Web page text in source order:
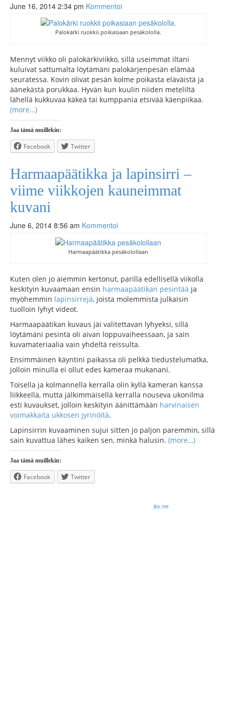
June 16, 2014 2:34 pm Kommentoi
Palokärki ruokkii poikasiaan pesäkololla.
Mennyt viikko oli palokärkiviikko, sillä useimmat iltani
kuluivat sattumalta löytämäni palokärjenpesän elämää
seuratessa. Kovin olivat pesän kolme poikasta eläväistä ja
äänekästä porukkaa. Hyvän kun kuulin niiden meteliltä
lähellä kukkuvaa käkeä tai kumppania etsivää käenpiikaa.
(more…)
Jaa tämä muillekin:
Facebook Twitter
Harmaapäätikka ja lapinsirri –
viime viikkojen kauneimmat
kuvani
June 6, 2014 8:56 am Kommentoi
Harmaapäätikka pesäkolollaan
Kuten olen jo aiemmin kertonut, parilla edellisellä viikolla
keskityin kuvaamaan ensin harmaapäätikan pesintää ja
myöhemmin lapinsirrejä, joista molemmista julkaisin
tuolloin lyhyt videot.
Harmaapäätikan kuvaus jäi valitettavan lyhyeksi, sillä
löytämäni pesintä oli aivan loppuvaiheessaan, ja sain
kuvamateriaalia vain yhdeltä reissulta.
Ensimmäinen käyntini paikassa oli pelkkä tiedustelumatka,
jolloin minulla ei ollut edes kameraa mukanani.
Toisella ja kolmannella kerralla olin kyllä kameran kanssa
liikkeellä, mutta jälkimmäisellä kerralla nouseva ukonilma
esti kuvaukset, jolloin keskityin äänittämään harvinaisen
voimakkaita ukkosen jyrinöitä.
Lapinsirrin kuvaaminen sujui sitten jo paljon paremmin, sillä
sain kuvattua lähes kaiken sen, minkä halusin. (more…)
Jaa tämä muillekin:
Facebook Twitter
jko.me